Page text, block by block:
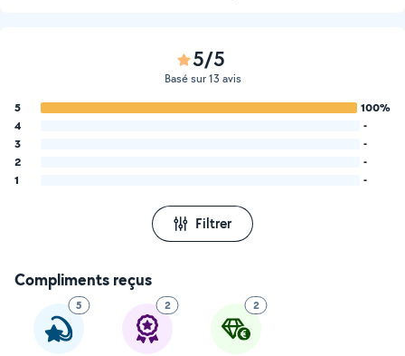
5/5
Basé sur 13 avis
5
100%
4
-
3
-
2
-
1
-
Filtrer
Compliments reçus
5 2 2